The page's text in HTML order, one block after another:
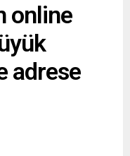
online
adrese